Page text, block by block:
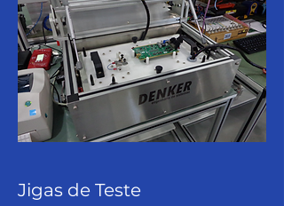
Jigas de Teste